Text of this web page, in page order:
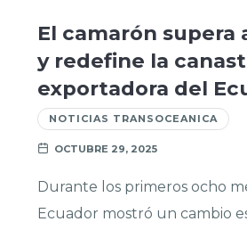
El camarón supera
y redefine la
exportadora del
NOTICIAS TRANSOCEANICA
OCTUBRE 29, 2025
Durante los primeros ocho
Ecuador mostró un cambio